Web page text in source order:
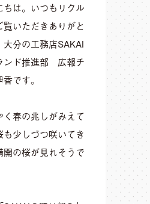
ちは。いつもリクル
いただきありがと
大分の工務店SAKAI
ンド推進部 広報チ
です。
春の兆しがみえて
も少しづつ咲いてき
開の桜が見れそうで